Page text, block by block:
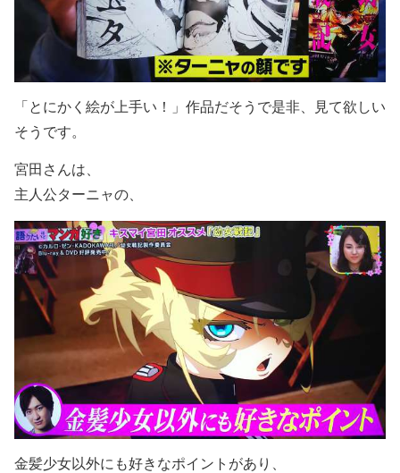
「とにかく絵が上手い！」作品だそうで是非、見て欲しい
そうです。
宮田さんは、
主人公ターニャの、
金髪少女以外にも好きなポイントがあり、